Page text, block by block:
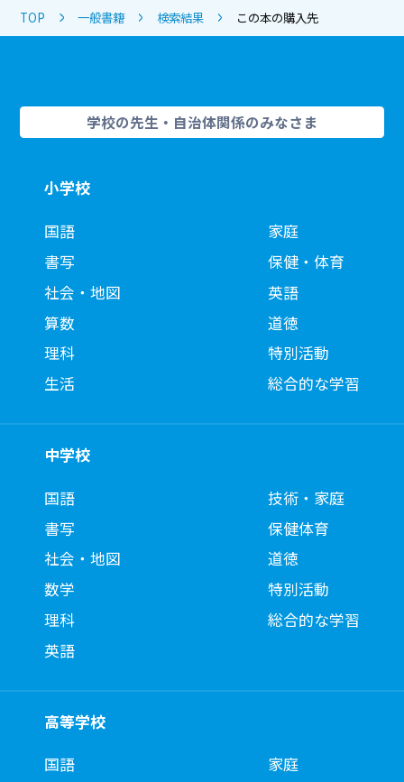
TOP 一般書籍 検索結果 この本の購入先
学校の先生・自治体関係のみなさま
小学校
国語
書写
社会・地図
算数
理科
生活
家庭
保健・体育
英語
道徳
特別活動
総合的な学習
中学校
国語
書写
社会・地図
数学
理科
英語
技術・家庭
保健体育
道徳
特別活動
総合的な学習
高等学校
国語
家庭